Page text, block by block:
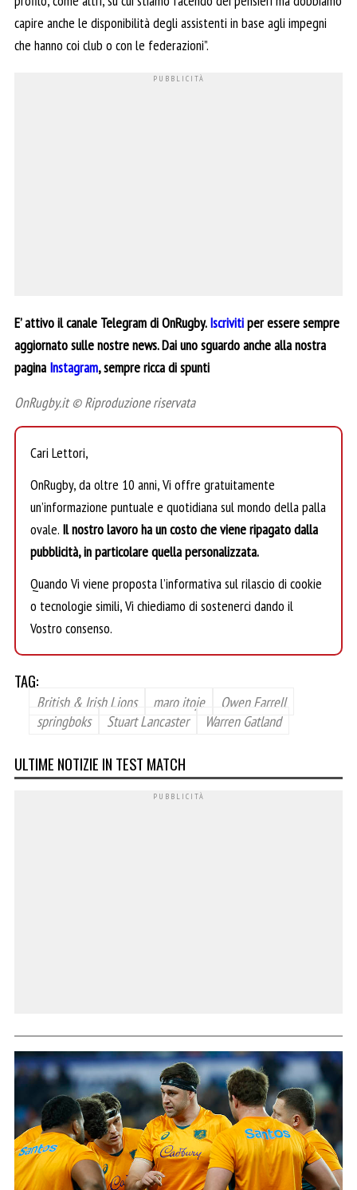
capire anche le disponibilità degli assistenti in base agli impegni
che hanno coi club o con le federazioni”.
E’ attivo il canale Telegram di OnRugby.Iscrivitiper essere sempre
aggiornato sulle nostre news. Dai uno sguardo anche alla nostra
pagina Instagram, sempre ricca di spunti
OnRugby.it © Riproduzione riservata
Cari Lettori,
OnRugby, da oltre 10 anni, Vi offre gratuitamente
un’informazione puntuale e quotidiana sul mondo della palla
ovale. Il nostro lavoro ha un costo che viene ripagato dalla
pubblicità, in particolare quella personalizzata.
Quando Vi viene proposta l’informativa sul rilascio di cookie
o tecnologie simili, Vi chiediamo di sostenerci dando il
Vostro consenso.
TAG:
British & Irish Lions maro itoje
Owen Farrell
springboks
Stuart Lancaster Warren Gatland
ULTIME NOTIZIE IN TEST MATCH